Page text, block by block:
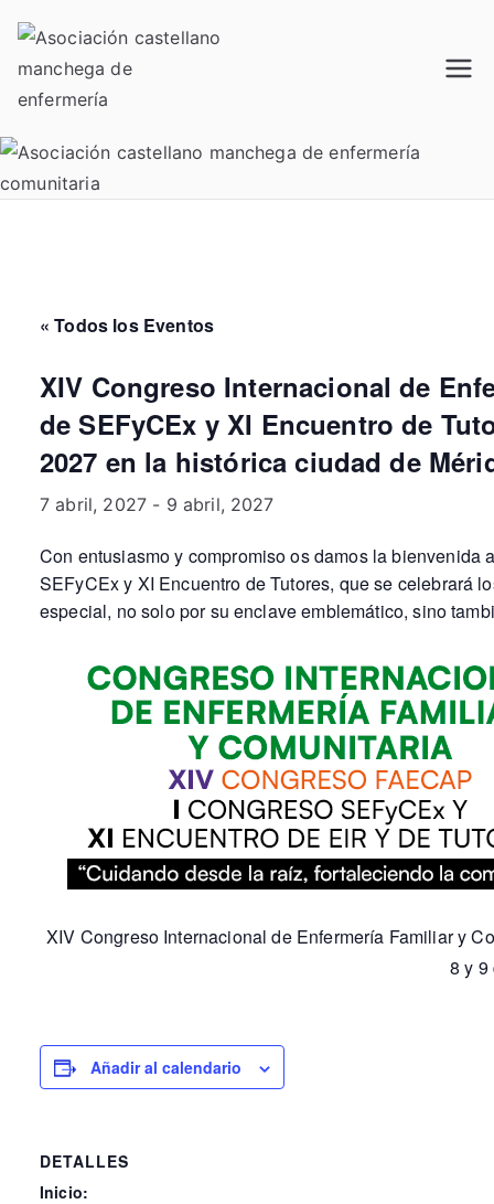
contenido
« Todos los Eventos
XIV Congreso Internacional de
de SEFyCEx y XI Encuentro de
2027 en la histórica ciudad de
7 abril, 2027 - 9 abril, 2027
Con entusiasmo y compromiso os damos la
SEFyCEx y XI Encuentro de Tutores, que se celebrará
especial, no solo por su enclave emblemático, sino
XIV Congreso Internacional de Enfermería Familiar y
8 y 9
Añadir al calendario
DETALLES
Inicio: